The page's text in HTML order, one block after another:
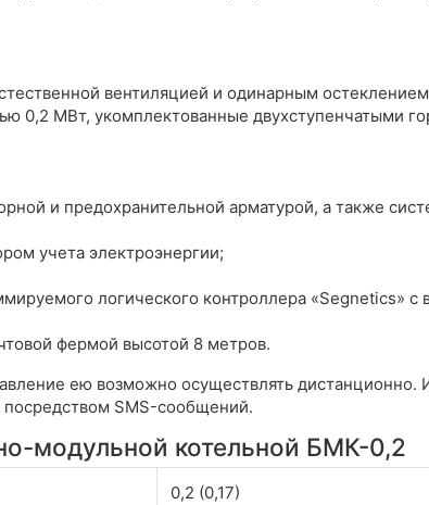
вентиляцией и одинарным
0,2 МВт, укомплектованные двухступенчатыми
и предохранительной арматурой, а также
учета электроэнергии;
логического контроллера «Segnetics»
фермой высотой 8 метров.
ею возможно осуществлять дистанционно.
посредством SMS-сообщений.
модульной котельной БМК-0,2
0,2 (0,17)